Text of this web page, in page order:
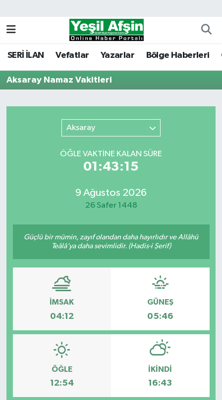
SERİ İLAN Vefatlar Yazarlar Bölge Haberleri
Aksaray Namaz Vakitleri
Aksaray
ÖĞLE VAKTİNE KALAN SÜRE
01:43:15
9 Ağustos 2026
26 Safer 1448
Güçlü bir mümin, zayıf olandan daha hayırlıdır ve Allâhü
Teâlâ’ya daha sevimlidir. (Hadis-i Şerif)
İMSAK
04:12
GÜNEŞ
05:46
ÖĞLE
12:54
İKINDI
16:43
Kahramanmaraş Nöbetçi Eczaneler
Kahramanmaraş Namaz Vakitleri
Süper Lig Puan Durumu ve Fikstür
Tüm Manşetler
Son Dakika Haberleri